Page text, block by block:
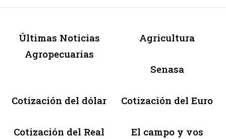
Últimas Noticias
Agropecuarias
Agricultura
Senasa
Cotización del dólar Cotización del Euro
Cotización del Real El campo y vos